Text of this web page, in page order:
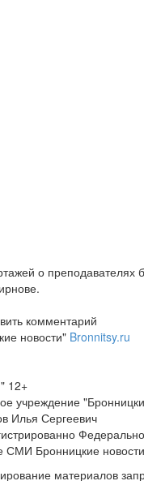
о преподавателях
комментарий
новости" Bronnitsy.ru
12+
учреждение
Илья Сергеевич
СМИ Бронницкие новости
материалов